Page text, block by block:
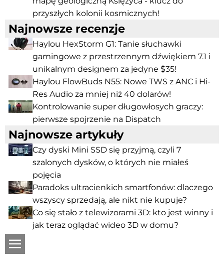
przyszłych kolonii kosmicznych!
Najnowsze recenzje
Haylou HexStorm G1: Tanie słuchawki
gamingowe z przestrzennym dźwiękiem 7.1 i
unikalnym designem za jedyne $35!
Haylou FlowBuds N55: Nowe TWS z ANC i Hi-
Res Audio za mniej niż 40 dolarów!
Kontrolowanie super długowłosych graczy:
pierwsze spojrzenie na Dispatch
Najnowsze artykuły
Czy dyski Mini SSD się przyjmą, czyli 7
szalonych dysków, o których nie miałeś
pojęcia
Paradoks ultracienkich smartfonów: dlaczego
wszyscy sprzedają, ale nikt nie kupuje?
Co się stało z telewizorami 3D: kto jest winny i
jak teraz oglądać wideo 3D w domu?